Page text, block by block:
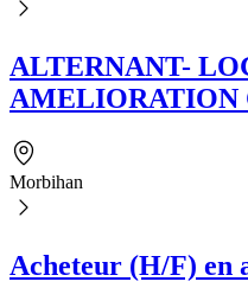
ALTERNANT-
AMELIORATION
Morbihan
Acheteur (H/F) en